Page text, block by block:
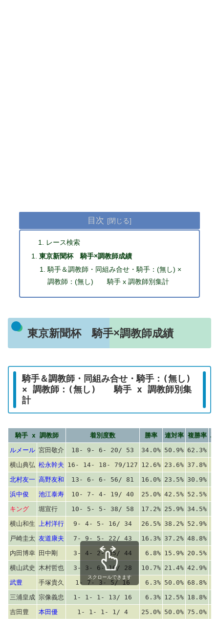
目次
レース検索
東京新聞杯 騎手×調教師成績
騎手＆調教師・同組み合せ・騎手：(無し) ×
調教師：(無し) 騎手 x 調教師別集計
東京新聞杯 騎手×調教師成績
騎手＆調教師・同組み合せ・騎手：(無し)
× 調教師：(無し) 騎手 x 調教師別集
計
騎手 x 調教師 着別度数 勝率 連対率 複勝率 単
ルメール 宮田敬介 18- 9- 6- 20/ 53 34.0% 50.9% 62.3%
横山典弘 松永幹夫 16- 14- 18- 79/127 12.6% 23.6% 37.8%
北村友一 高野友和 13- 6- 6- 56/ 81 16.0% 23.5% 30.9%
浜中俊
池江泰寿 10- 7- 4- 19/ 40 25.0% 42.5% 52.5%
キング
堀宣行 10- 5- 5- 38/ 58 17.2% 25.9% 34.5%
横山和生 上村洋行 9- 4- 5- 16/ 34 26.5% 38.2% 52.9%
戸崎圭太 友道康夫 7- 9- 5- 22/ 43 16.3% 37.2% 48.8%
内田博幸 田中剛 3- 4- 2- 35/ 44 6.8% 15.9% 20.5%
横山武史 木村哲也 3- 3- 6- 16/ 28 10.7% 21.4% 42.9%
武豊
手塚貴久 1- 7- 3- 5/ 16 6.3% 50.0% 68.8%
三浦皇成 宗像義忠 1- 1- 1- 13/ 16 6.3% 12.5% 18.8%
吉田豊
本田優 1- 1- 1- 1/ 4 25.0% 50.0% 75.0%
スクロールできます